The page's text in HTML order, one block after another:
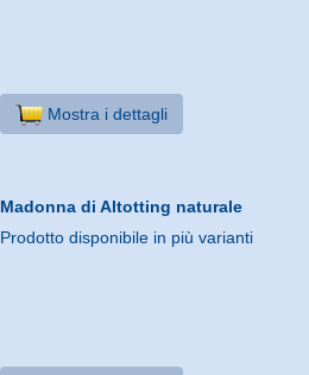
Mostra i dettagli
Madonna di Altotting naturale
Prodotto disponibile in più varianti